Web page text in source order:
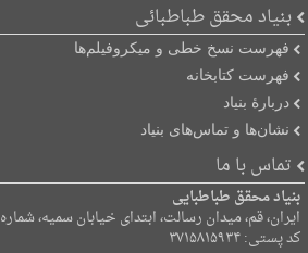
بنیاد محقق طباطبائی
فهرست نسخ خطی و میکروفیلم‌ها
فهرست کتابخانه
دربارۀ بنیاد
نشان‌ها و تماس‌های بنیاد
تماس با ما
بنیاد محقق طباطبایی
ایران، قم، میدان رسالت، ابتدای خیابان سمیه، شماره ۱۵.
کد پستی: ۳۷۱۵۸۱۵۹۳۴